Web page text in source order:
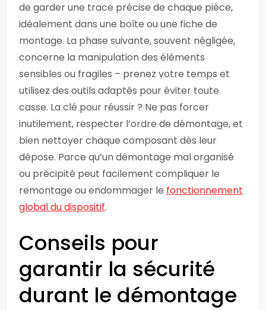
de garder une trace précise de chaque pièce,
idéalement dans une boîte ou une fiche de
montage. La phase suivante, souvent négligée,
concerne la manipulation des éléments
sensibles ou fragiles – prenez votre temps et
utilisez des outils adaptés pour éviter toute
casse. La clé pour réussir ? Ne pas forcer
inutilement, respecter l’ordre de démontage, et
bien nettoyer chaque composant dès leur
dépose. Parce qu’un démontage mal organisé
ou précipité peut facilement compliquer le
remontage ou endommager le fonctionnement
global du dispositif.
Conseils pour
garantir la sécurité
durant le démontage